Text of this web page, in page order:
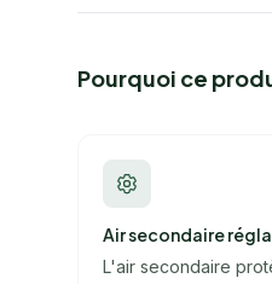
Pourquoi ce
Air secondaire
L'air secondaire